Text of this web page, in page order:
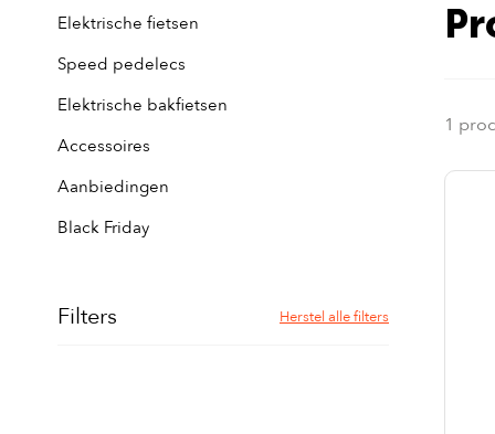
Elektrische fietsen
Speed pedelecs
Elektrische bakfietsen
Accessoires
Aanbiedingen
Black Friday
Filters Herstel alle filters
1